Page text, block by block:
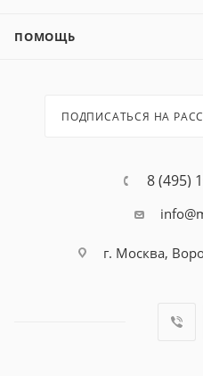
ПОМОЩЬ
ПОДПИСАТЬСЯ НА
8 (495)
г. Москва,